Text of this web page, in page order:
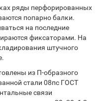
ряды перфорированных
попарно балки.
на последние
фиксаторами. На
штучного
из П-образного
стали 08пс ГОСТ
связи